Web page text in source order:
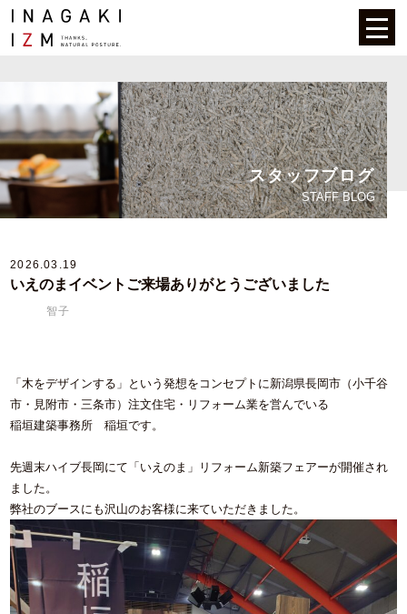
スタッフブログ
STAFF BLOG
2026.03.19
いえのまイベントご来場ありがとうございました
智子
「木をデザインする」という発想をコンセプトに新潟県長岡市（小千谷
市・見附市・三条市）注文住宅・リフォーム業を営んでいる
稲垣建築事務所 稲垣です。
先週末ハイブ長岡にて「いえのま」リフォーム新築フェアーが開催され
ました。
弊社のブースにも沢山のお客様に来ていただきました。